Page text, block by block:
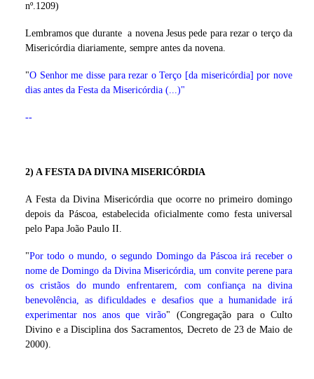
nº.1209)
Lembramos que durante a novena Jesus pede para rezar o terço da
Misericórdia diariamente, sempre antes da novena.
"O Senhor me disse para rezar o Terço [da misericórdia] por nove
dias antes da Festa da Misericórdia (...)"
--
2) A FESTA DA DIVINA MISERICÓRDIA
A Festa da Divina Misericórdia que ocorre no primeiro domingo
depois da Páscoa, estabelecida oficialmente como festa universal
pelo Papa João Paulo II.
"Por todo o mundo, o segundo Domingo da Páscoa irá receber o
nome de Domingo da Divina Misericórdia, um convite perene para
os cristãos do mundo enfrentarem, com confiança na divina
benevolência, as dificuldades e desafios que a humanidade irá
experimentar nos anos que virão" (Congregação para o Culto
Divino e a Disciplina dos Sacramentos, Decreto de 23 de Maio de
2000).